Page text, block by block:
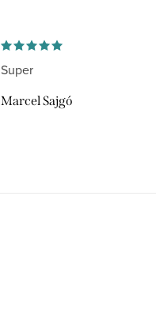
p
Super
Marcel Sajgó